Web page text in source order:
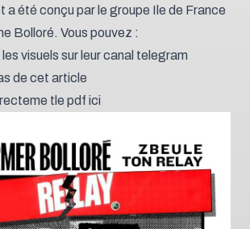
a été conçu par le groupe Ile de France
Bolloré. Vous pouvez :
visuels sur leur canal telegram
de cet article
tle pdf ici